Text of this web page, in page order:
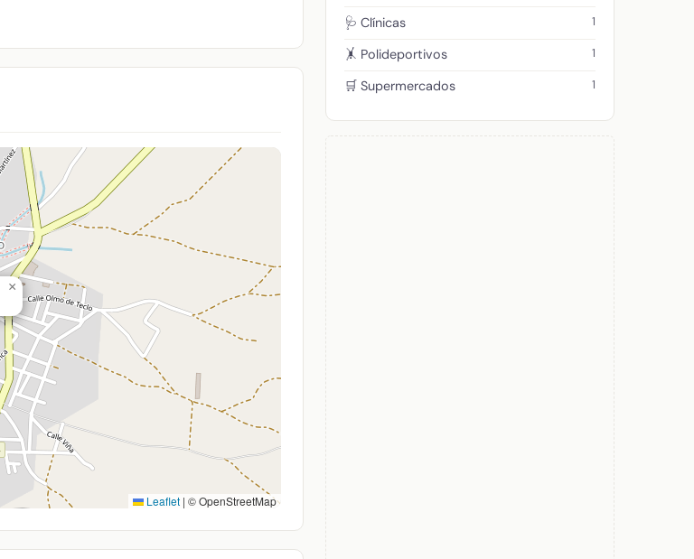
×
Leaflet | © OpenStreetMap
🩺 Clínicas 1
🤸 Polideportivos 1
🛒 Supermercados 1